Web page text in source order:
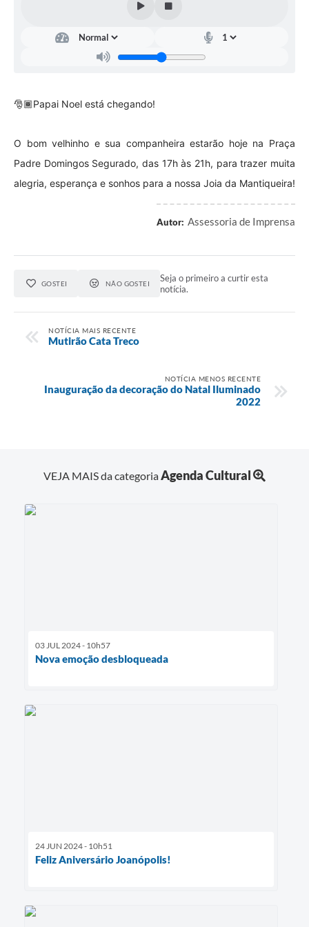
SIC
🎅🏾Papai Noel está chegando!
O bom velhinho e sua companheira estarão hoje na Praça
Padre Domingos Segurado, das 17h às 21h, para trazer muita
alegria, esperança e sonhos para a nossa Joia da Mantiqueira!
Autor: Assessoria de Imprensa
GOSTEI NÃO GOSTEI
Seja o primeiro a curtir esta
notícia.
NOTÍCIA MAIS RECENTE
Mutirão Cata Treco
NOTÍCIA MENOS RECENTE
Inauguração da decoração do Natal Iluminado
2022
VEJA MAIS da categoriaAgenda Cultural
03 JUL 2024 - 10h57
Nova emoção desbloqueada
24 JUN 2024 - 10h51
Feliz Aniversário Joanópolis!